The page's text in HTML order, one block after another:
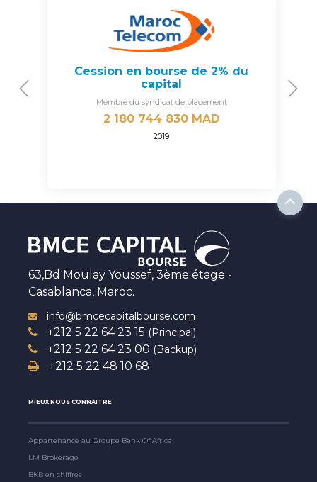
Cession en bourse de 2% du
capital
Membre du syndicat de placement
2 180 744 830 MAD
2019
Previous
63,Bd Moulay Youssef, 3ème étage -
Casablanca, Maroc.
info@bmcecapitalbourse.com
+212 5 22 64 23 15 (Principal)
+212 5 22 64 23 00 (Backup)
+212 5 22 48 10 68
MIEUX NOUS CONNAITRE
Appartenance au Groupe Bank Of Africa
LM Brokerage
BKB en chiffres